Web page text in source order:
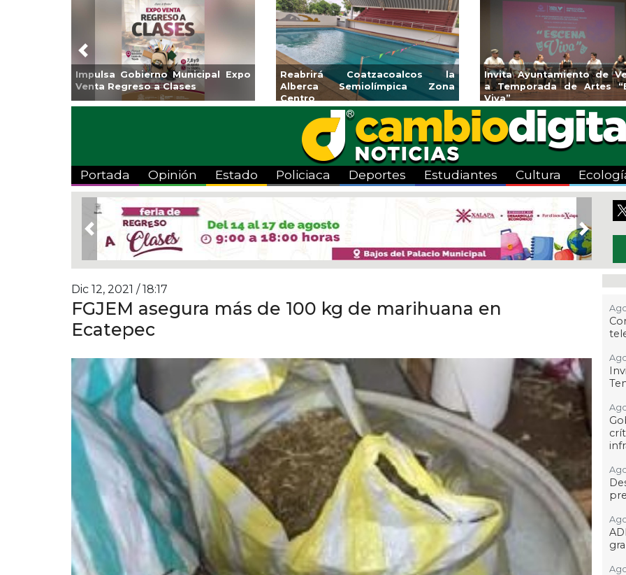
Reabrirá Coatzacoalcos la
Alberca Semiolímpica Zona
Centro
Invita Ayuntamiento de Veracruz
a Temporada de Artes “Escena
Viva”
Aplicará CMAS el
Tandeo durante agosto
Previous
Portada Opinión Estado Policiaca Deportes Estudiantes Cultura
Previous Next
Dic 12, 2021 / 18:17
FGJEM asegura más de 100 kg de marihuana en
Ecatepec